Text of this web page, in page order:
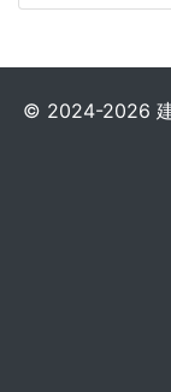
© 2024-2026 建